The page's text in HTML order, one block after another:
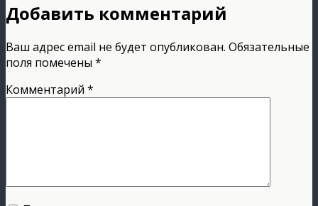
Добавить комментарий
Ваш адрес email не будет опубликован. Обязательные
поля помечены *
Комментарий *